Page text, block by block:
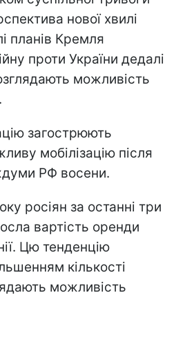
нової хвилі
планів Кремля
проти України дедалі
можливість
загострюють
мобілізацію після
РФ восени.
росіян за останні три
вартість оренди
Цю тенденцію
кількості
можливість